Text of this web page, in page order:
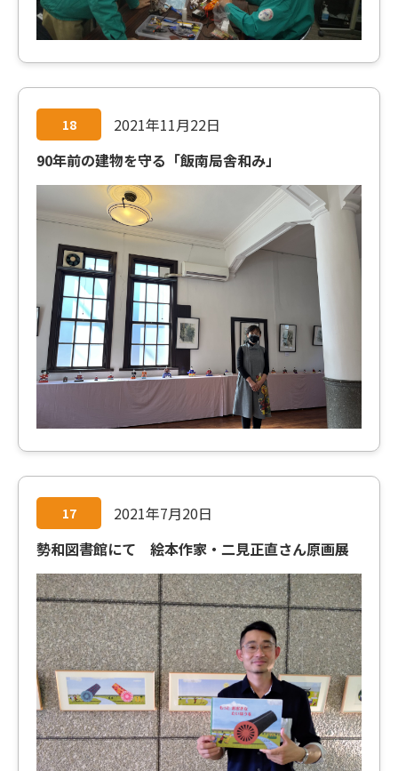
18
2021年11月22日
90年前の建物を守る「飯南局舎和み」
17
2021年7月20日
勢和図書館にて 絵本作家・二見正直さん原画展